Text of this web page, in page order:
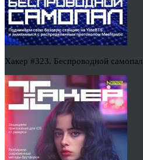
Хакер #323. Беспроводной самопал